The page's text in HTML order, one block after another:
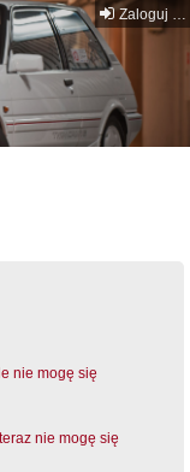
Zaloguj się
nie mogę się
nie mogę się